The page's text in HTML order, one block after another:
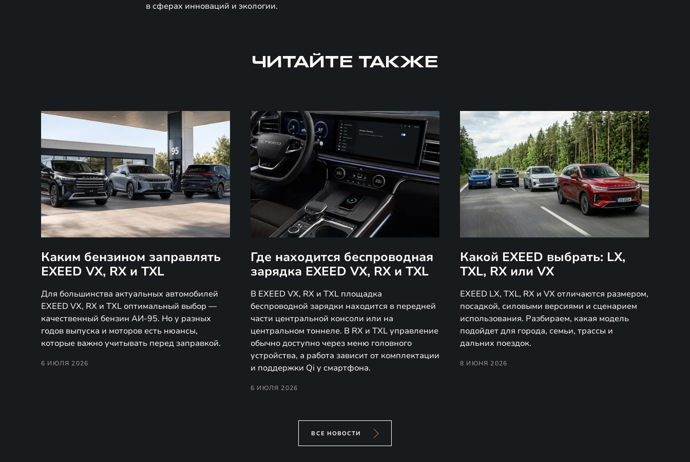
в сферах инноваций и экологии.
ЧИТАЙТЕ ТАКЖЕ
Каким бензином заправлять
EXEED VX, RX и TXL
Для большинства актуальных автомобилей
EXEED VX, RX и TXL оптимальный выбор —
качественный бензин АИ-95. Но у разных
годов выпуска и моторов есть нюансы,
которые важно учитывать перед заправкой.
6 ИЮЛЯ 2026
Где находится беспроводная
зарядка EXEED VX, RX и TXL
В EXEED VX, RX и TXL площадка
беспроводной зарядки находится в передней
части центральной консоли или на
центральном тоннеле. В RX и TXL управление
обычно доступно через меню головного
устройства, а работа зависит от комплектации
и поддержки Qi у смартфона.
6 ИЮЛЯ 2026
Какой EXEED выбрать: LX,
TXL, RX или VX
EXEED LX, TXL, RX и VX отличаются размером,
посадкой, силовыми версиями и сценарием
использования. Разбираем, какая модель
подойдет для города, семьи, трассы и
дальних поездок.
8 ИЮНЯ 2026
ВСЕ НОВОСТИ